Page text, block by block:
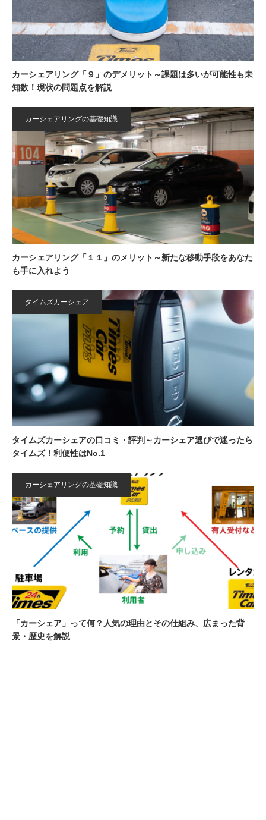
カーシェアリング「９」のデメリット～課題は多いが可能性も未
知数！現状の問題点を解説
カーシェアリングの基礎知識
カーシェアリング「１１」のメリット～新たな移動手段をあなた
も手に入れよう
タイムズカーシェア
タイムズカーシェアの口コミ・評判～カーシェア選びで迷ったら
タイムズ！利便性はNo.1
カーシェアリングの基礎知識
「カーシェア」って何？人気の理由とその仕組み、広まった背
景・歴史を解説